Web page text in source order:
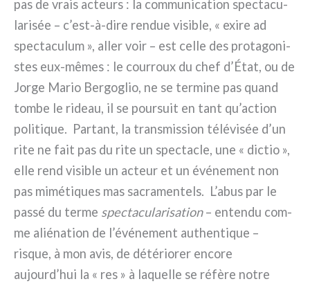
pas de vrais acteurs : la com­mu­ni­ca­tion spec­ta­cu­
la­ri­sée – c’est-à-dire ren­due visi­ble, « exi­re ad
spec­ta­cu­lum », aller voir – est cel­le des pro­ta­go­ni­
stes eux-mêmes : le cour­roux du chef d’État, ou de
Jorge Mario Bergoglio, ne se ter­mi­ne pas quand
tom­be le rideau, il se pour­suit en tant qu’action
poli­ti­que. Partant, la tran­smis­sion télé­vi­sée d’un
rite ne fait pas du rite un spec­ta­cle, une « dic­tio »,
elle rend visi­ble un acteur et un évé­ne­ment non
pas mimé­ti­ques mas sacra­men­tels. L’abus par le
pas­sé du ter­me spec­ta­cu­la­ri­sa­tion– enten­du com­
me alié­na­tion de l’événement authen­ti­que –
risque, à mon avis, de dété­rio­rer enco­re
aujourd’hui la « res » à laquel­le se réfè­re notre